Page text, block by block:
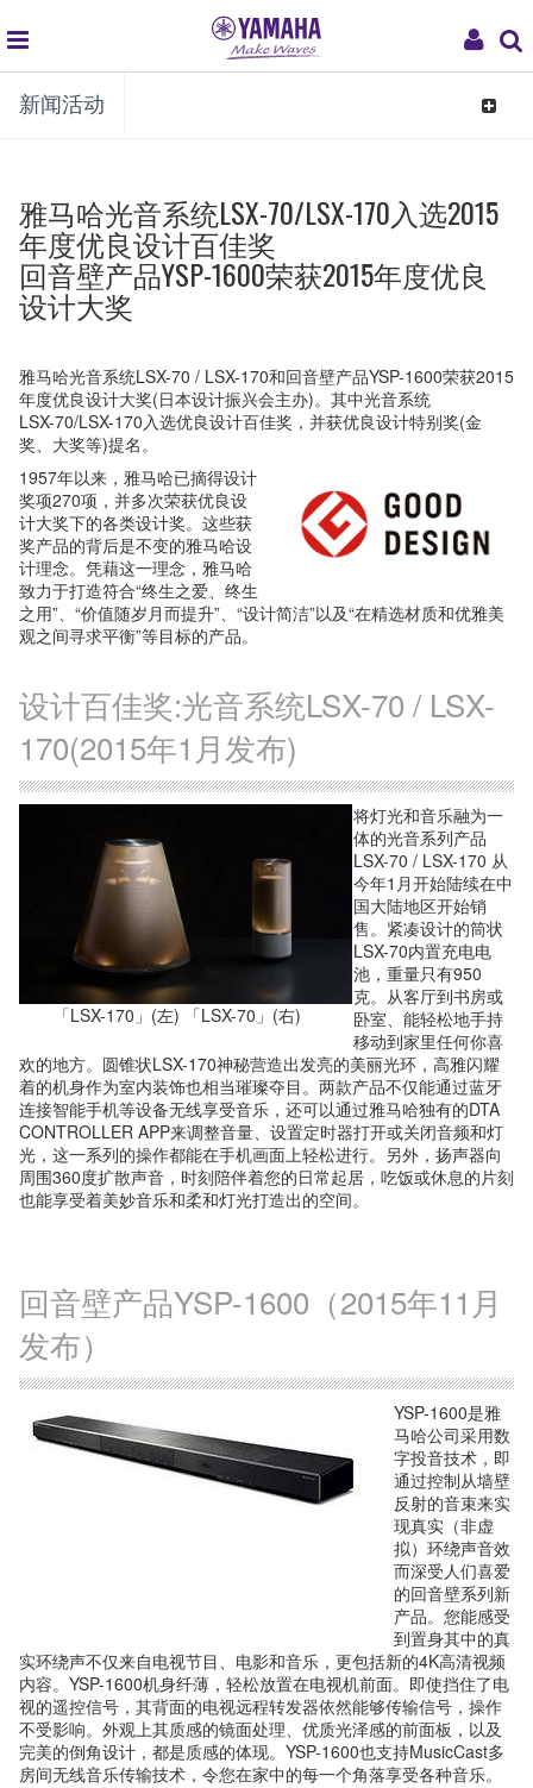
My
global
navigation
新闻活动
Toggle
雅马哈光音系统LSX-70/LSX-170入选2015
年度优良设计百佳奖
回音壁产品YSP-1600荣获2015年度优良
设计大奖
雅马哈光音系统LSX-70 / LSX-170和回音壁产品YSP-1600荣获2015
年度优良设计大奖(日本设计振兴会主办)。其中光音系统
LSX-70/LSX-170入选优良设计百佳奖，并获优良设计特别奖(金
奖、大奖等)提名。
1957年以来，雅马哈已摘得设计
奖项270项，并多次荣获优良设
计大奖下的各类设计奖。这些获
奖产品的背后是不变的雅马哈设
计理念。凭藉这一理念，雅马哈
致力于打造符合“终生之爱、终生
之用”、“价值随岁月而提升”、“设计简洁”以及“在精选材质和优雅美
观之间寻求平衡”等目标的产品。
设计百佳奖:光音系统LSX-70 / LSX-
170(2015年1月发布)
「LSX-170」(左) 「LSX-70」(右)
将灯光和音乐融为一
体的光音系列产品
LSX-70 / LSX-170 从
今年1月开始陆续在中
国大陆地区开始销
售。紧凑设计的筒状
LSX-70内置充电电
池，重量只有950
克。从客厅到书房或
卧室、能轻松地手持
移动到家里任何你喜
欢的地方。圆锥状LSX-170神秘营造出发亮的美丽光环，高雅闪耀
着的机身作为室内装饰也相当璀璨夺目。两款产品不仅能通过蓝牙
连接智能手机等设备无线享受音乐，还可以通过雅马哈独有的DTA
CONTROLLER APP来调整音量、设置定时器打开或关闭音频和灯
光，这一系列的操作都能在手机画面上轻松进行。另外，扬声器向
周围360度扩散声音，时刻陪伴着您的日常起居，吃饭或休息的片刻
也能享受着美妙音乐和柔和灯光打造出的空间。
回音壁产品YSP-1600（2015年11月
发布）
YSP-1600是雅
马哈公司采用数
字投音技术，即
通过控制从墙壁
反射的音束来实
现真实（非虚
拟）环绕声音效
而深受人们喜爱
的回音壁系列新
产品。您能感受
到置身其中的真
实环绕声不仅来自电视节目、电影和音乐，更包括新的4K高清视频
内容。YSP-1600机身纤薄，轻松放置在电视机前面。即使挡住了电
视的遥控信号，其背面的电视远程转发器依然能够传输信号，操作
不受影响。外观上其质感的镜面处理、优质光泽感的前面板，以及
完美的倒角设计，都是质感的体现。YSP-1600也支持MusicCast多
房间无线音乐传输技术，令您在家中的每一个角落享受各种音乐。